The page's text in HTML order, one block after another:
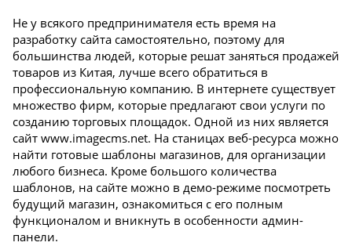
Не у всякого предпринимателя есть время на
разработку сайта самостоятельно, поэтому для
большинства людей, которые решат заняться продажей
товаров из Китая, лучше всего обратиться в
профессиональную компанию. В интернете существует
множество фирм, которые предлагают свои услуги по
созданию торговых площадок. Одной из них является
сайт www.imagecms.net. На станицах веб-ресурса можно
найти готовые шаблоны магазинов, для организации
любого бизнеса. Кроме большого количества
шаблонов, на сайте можно в демо-режиме посмотреть
будущий магазин, ознакомиться с его полным
функционалом и вникнуть в особенности админ-
панели.